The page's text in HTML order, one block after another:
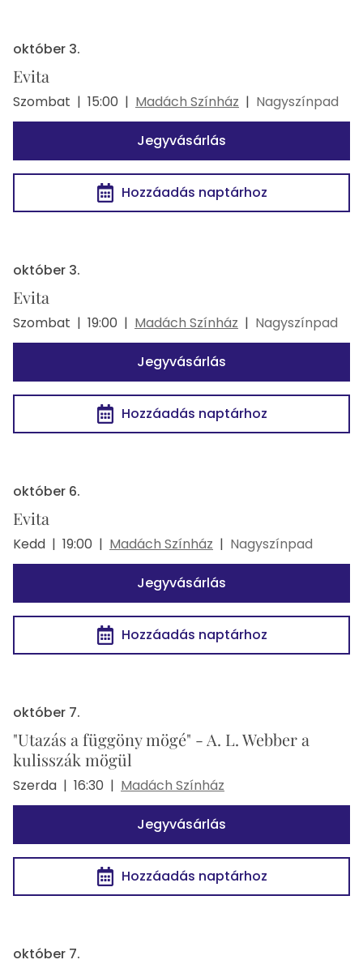
október 3.
Evita
Szombat | 15:00 | Madách Színház | Nagyszínpad
Jegyvásárlás
Hozzáadás naptárhoz
október 3.
Evita
Szombat | 19:00 | Madách Színház | Nagyszínpad
Jegyvásárlás
Hozzáadás naptárhoz
október 6.
Evita
Kedd | 19:00 | Madách Színház | Nagyszínpad
Jegyvásárlás
Hozzáadás naptárhoz
október 7.
"Utazás a függöny mögé" - A. L. Webber a
kulisszák mögül
Szerda | 16:30 | Madách Színház
Jegyvásárlás
Hozzáadás naptárhoz
október 7.